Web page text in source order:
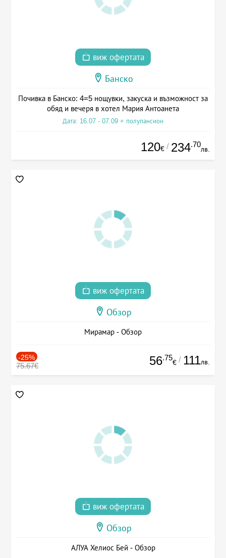
виж офертата
Банско
Почивка в Банско: 4=5 нощувки, закуска и възможност за
обяд и вечеря в хотел Мария Антоанета
Дата: 16.07 - 07.09 + полупансион
120€ / 234.70
лв.
виж офертата
Обзор
Мирамар - Обзор
-25%
75.67€ 56.75
€ / 111лв.
виж офертата
Обзор
АЛУА Хелиос Бей - Обзор